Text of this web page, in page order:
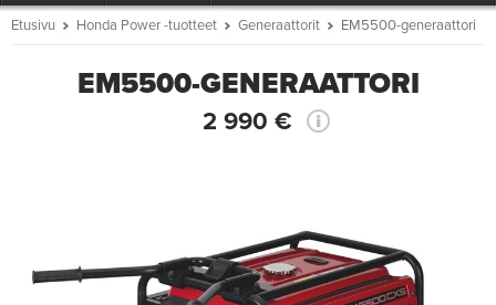
Etusivu Honda Power -tuotteet Generaattorit EM5500-generaattori
EM5500-GENERAATTORI
2 990 €